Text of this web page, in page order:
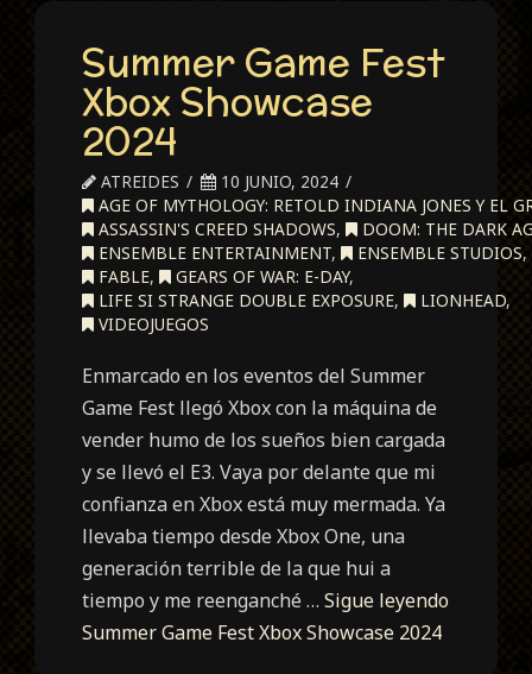
Summer Game Fest
Xbox Showcase
2024
ATREIDES
10 JUNIO, 2024
AGE OF MYTHOLOGY: RETOLD INDIANA JONES Y EL
ASSASSIN'S CREED SHADOWS,
DOOM: THE DARK
ENSEMBLE ENTERTAINMENT, ENSEMBLE STUDIOS,
FABLE, GEARS OF WAR: E-DAY,
LIFE SI STRANGE DOUBLE EXPOSURE, LIONHEAD,
VIDEOJUEGOS
Enmarcado en los eventos del Summer
Game Fest llegó Xbox con la máquina de
vender humo de los sueños bien cargada
y se llevó el E3. Vaya por delante que mi
confianza en Xbox está muy mermada. Ya
llevaba tiempo desde Xbox One, una
generación terrible de la que hui a
tiempo y me reenganché …Sigue leyendo
Summer Game Fest Xbox Showcase 2024